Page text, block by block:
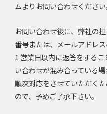
ムよりお問い合わせください
お問い合わせ後に、弊社の
番号または、メールアドレス
1 営業日以内に返答をする
い合わせが混み合っている場
順次対応をさせていただく
ので、予めご了承下さい。